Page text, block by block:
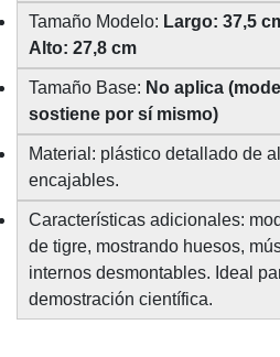
Tamaño Modelo: Largo: 37,5
Alto: 27,8 cm
Tamaño Base: No aplica
sostiene por sí mismo)
Material: plástico detallado de
encajables.
Características adicionales:
de tigre, mostrando huesos,
internos desmontables. Ideal
demostración científica.